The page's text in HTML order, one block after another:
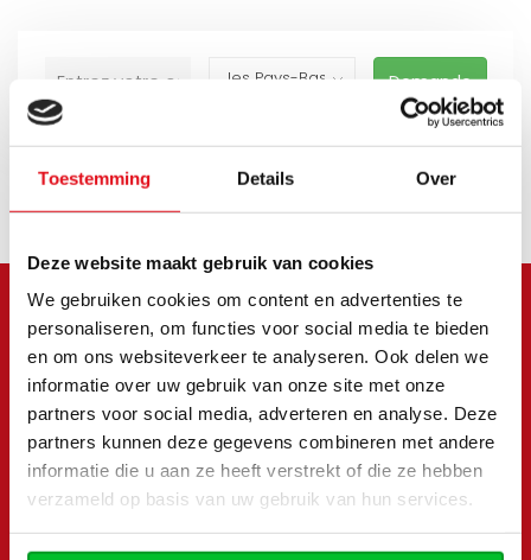
Toestemming Details Over
Deze website maakt gebruik van cookies
We gebruiken cookies om content en advertenties te
personaliseren, om functies voor social media te bieden
en om ons websiteverkeer te analyseren. Ook delen we
informatie over uw gebruik van onze site met onze
partners voor social media, adverteren en analyse. Deze
partners kunnen deze gegevens combineren met andere
informatie die u aan ze heeft verstrekt of die ze hebben
verzameld op basis van uw gebruik van hun services.
Demande
Meld je aan voor onze
nieuwsbrief
Blijf op de hoogte van onze laatste acties en
aanbiedingen
S'abonner